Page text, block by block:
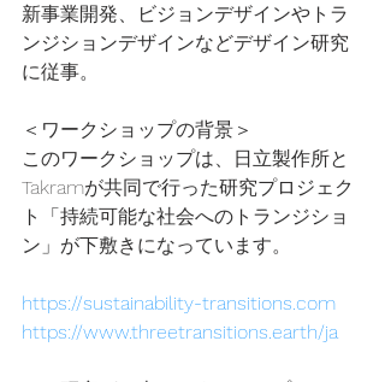
新事業開発、ビジョンデザインやトラ
ンジションデザインなどデザイン研究
に従事。
＜ワークショップの背景＞
このワークショップは、日立製作所と
Takramが共同で行った研究プロジェク
ト「持続可能な社会へのトランジショ
ン」が下敷きになっています。
https://sustainability-transitions.com
https://www.threetransitions.earth/ja